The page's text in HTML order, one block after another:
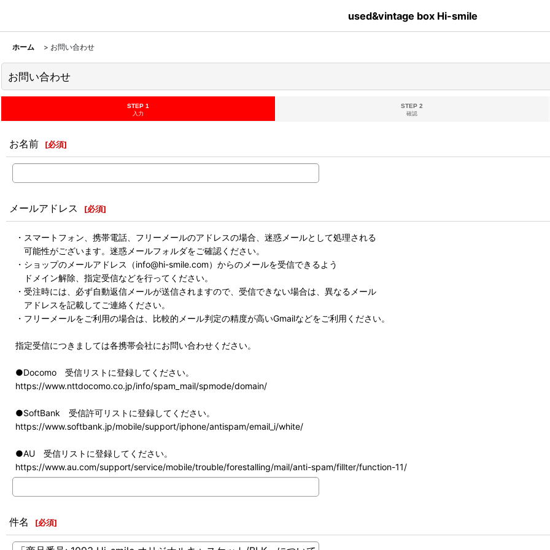
used&vintage box Hi-smile
ホーム > お問い合わせ
お問い合わせ
STEP 1
入力
STEP 2
確認
お名前 [必須]
メールアドレス [必須]
・スマートフォン、携帯電話、フリーメールのアドレスの場合、迷惑メールとして処理される
可能性がございます。迷惑メールフォルダをご確認ください。
・ショップのメールアドレス（info@hi-smile.com）からのメールを受信できるよう
ドメイン解除、指定受信などを行ってください。
・受注時には、必ず自動返信メールが送信されますので、受信できない場合は、異なるメール
アドレスを記載してご連絡ください。
・フリーメールをご利用の場合は、比較的メール判定の精度が高いGmailなどをご利用ください。
指定受信につきましては各携帯会社にお問い合わせください。
●Docomo 受信リストに登録してください。
https://www.nttdocomo.co.jp/info/spam_mail/spmode/domain/
●SoftBank 受信許可リストに登録してください。
https://www.softbank.jp/mobile/support/iphone/antispam/email_i/white/
●AU 受信リストに登録してください。
https://www.au.com/support/service/mobile/trouble/forestalling/mail/anti-spam/fillter/function-11/
件名 [必須]